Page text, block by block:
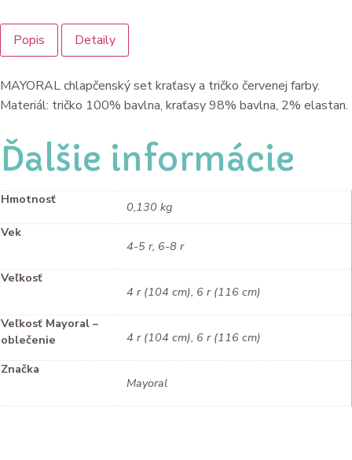
Popis Detaily
MAYORAL chlapčenský set kraťasy a tričko červenej farby.
Materiál: tričko 100% bavlna, kraťasy 98% bavlna, 2% elastan.
Ďalšie informácie
Hmotnosť
0,130 kg
Vek
4-5 r, 6-8 r
Veľkosť
4 r (104 cm), 6 r (116 cm)
Veľkosť Mayoral –
oblečenie
4 r (104 cm), 6 r (116 cm)
Značka
Mayoral